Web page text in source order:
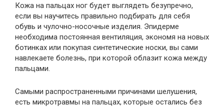
Кожа на пальцах ног будет выглядеть безупречно,
если вы научитесь правильно подбирать для себя
обувь и чулочно-носочные изделия. Эпидерме
необходима постоянная вентиляция, экономя на новых
ботинках или покупая синтетические носки, вы сами
навлекаете болезнь, при которой облазит кожа между
пальцами.
Самыми распространенными причинами шелушения,
есть микротравмы на пальцах, которые остались без